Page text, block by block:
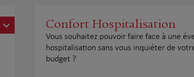
Confort Hospitalisation
Vous souhaitez pouvoir faire face à une
hospitalisation sans vous inquiéter de
budget ?